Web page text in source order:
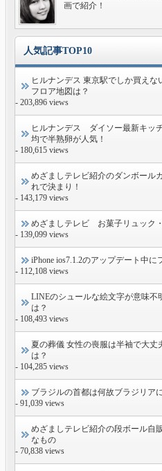
画で紹介！
人気記事TOP10
ヒルナンデス 東京駅でしか買え
フロア地図は？
- 203,896 views
ヒルナンデス ダイソー最新キッ
均で半熟卵が人気！
- 180,615 views
めざましテレビ紹介のダンボール
れで決まり！
- 143,179 views
めざましテレビ お菓子リュック
- 139,099 views
iPhone ios7.1.2のアップデート中
- 112,108 views
LINEのシュールな絵文字が意味
は？
- 108,493 views
夏の葬儀 女性の喪服は半袖で大丈
は？
- 104,285 views
ブラジルの首都は何故ブラジリア
- 91,039 views
めざましテレビ紹介の段ボール自
なもの
- 70,838 views